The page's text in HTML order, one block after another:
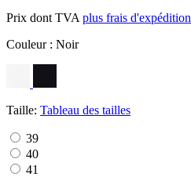
Prix dont TVA plus frais d'expédition
Couleur : Noir
Taille: Tableau des tailles
39
40
41